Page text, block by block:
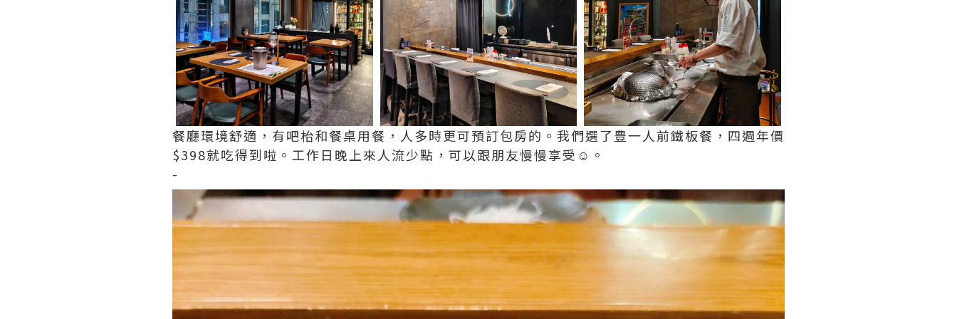
餐廳環境舒適，有吧枱和餐桌用餐，人多時更可預訂包房的。我們選了豊一人前鐵板餐，四週年價
$398就吃得到啦。工作日晚上來人流少點，可以跟朋友慢慢享受☺️。
-